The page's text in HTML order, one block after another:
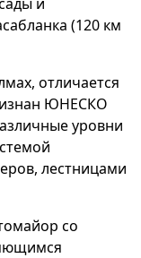
(120 км
отличается
ЮНЕСКО
уровни
лестницами
со